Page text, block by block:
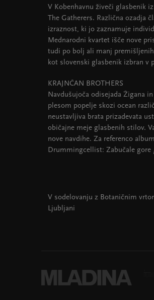
V Kobenhavnu živeči glasbenik
The Gatherers. Različna ozadja
izraznost, ki jo zaznamuje
Mednarodni kvartet išče nove
tudi po bolj ali manj
kot slovenski glasbenik izbran v
KRAJNČAN BROTHERS
Navdušujoča odisejada Žigana
plesom popelje skozi ocean
neustavljiva brata prizadevata
običajne meje glasbenih stilov.
nove navdihe. Za referenco
Drummingcellist: Zabučale gore
V sodelovanju z Botaničnim
Ljubljani